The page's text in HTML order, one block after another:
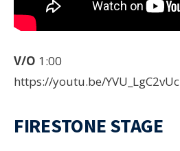
V/O 1:00
https://youtu.be/YVU_LgC2vUc
FIRESTONE STAGE